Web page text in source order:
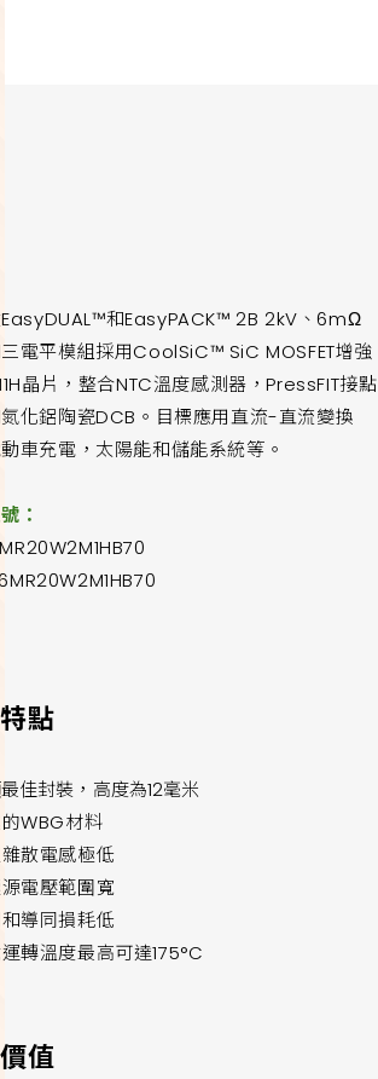
和EasyPACK™ 2B 2kV、6mΩ
電平模組採用CoolSiC™ SiC MOSFET增強
晶片，整合NTC溫度感測器，PressFIT接點
化鋁陶瓷DCB。目標應用直流-直流變換
車充電，太陽能和儲能系統等。
：
點
佳封裝，高度為12毫米
WBG材料
散電感極低
電壓範圍寬
導同損耗低
轉溫度最高可達175°C
值